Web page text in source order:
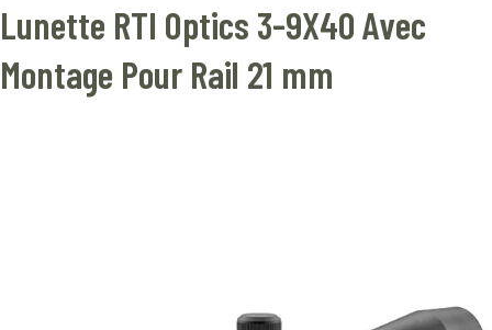
Lunette RTI Optics 3-9X40 Avec
Montage Pour Rail 21 mm